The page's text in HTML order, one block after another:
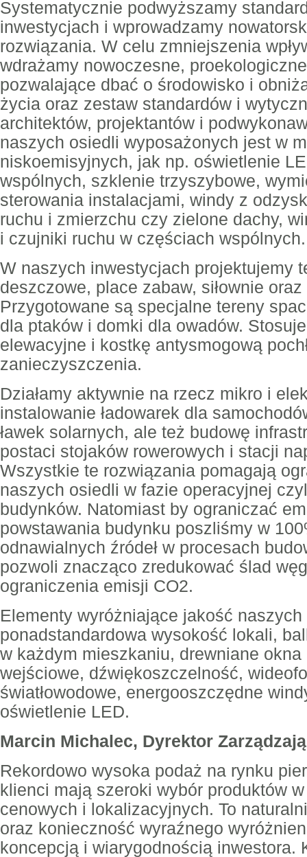
Systematycznie podwyższamy
inwestycjach i wprowadzamy
rozwiązania. W celu zmniejszenia
wdrażamy nowoczesne,
pozwalające dbać o środowisko i
życia oraz zestaw standardów i
architektów, projektantów i
naszych osiedli wyposażonych jest w
niskoemisyjnych, jak np. oświetlenie
wspólnych, szklenie trzyszybowe,
sterowania instalacjami, windy z
ruchu i zmierzchu czy zielone dachy,
i czujniki ruchu w częściach wspólnych.
W naszych inwestycjach projektujemy
deszczowe, place zabaw, siłownie
Przygotowane są specjalne tereny
dla ptaków i domki dla owadów.
elewacyjne i kostkę antysmogową
zanieczyszczenia.
Działamy aktywnie na rzecz mikro i
instalowanie ładowarek dla
ławek solarnych, ale też budowę
postaci stojaków rowerowych i stacji
Wszystkie te rozwiązania pomagają
naszych osiedli w fazie operacyjnej
budynków. Natomiast by ograniczać
powstawania budynku poszliśmy w
odnawialnych źródeł w procesach
pozwoli znacząco zredukować ślad
ograniczenia emisji CO2.
Elementy wyróżniające jakość
ponadstandardowa wysokość lokali,
w każdym mieszkaniu, drewniane okna
wejściowe, dźwiękoszczelność,
światłowodowe, energooszczędne
oświetlenie LED.
Marcin Michalec, Dyrektor
Rekordowo wysoka podaż na rynku
klienci mają szeroki wybór produktów
cenowych i lokalizacyjnych. To
oraz konieczność wyraźnego
koncepcją i wiarygodnością inwestora.